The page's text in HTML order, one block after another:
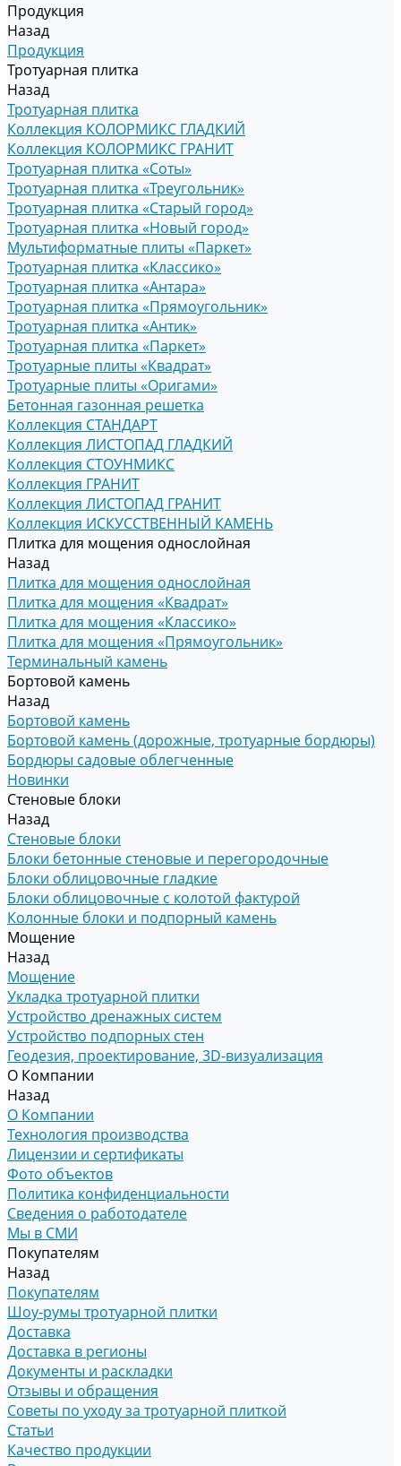
Продукция
Назад
Продукция
Тротуарная плитка
Назад
Тротуарная плитка
Коллекция КОЛОРМИКС ГЛАДКИЙ
Коллекция КОЛОРМИКС ГРАНИТ
Тротуарная плитка «Соты»
Тротуарная плитка «Треугольник»
Тротуарная плитка «Старый город»
Тротуарная плитка «Новый город»
Мультиформатные плиты «Паркет»
Тротуарная плитка «Классико»
Тротуарная плитка «Антара»
Тротуарная плитка «Прямоугольник»
Тротуарная плитка «Антик»
Тротуарная плитка «Паркет»
Тротуарные плиты «Квадрат»
Тротуарные плиты «Оригами»
Бетонная газонная решетка
Коллекция СТАНДАРТ
Коллекция ЛИСТОПАД ГЛАДКИЙ
Коллекция СТОУНМИКС
Коллекция ГРАНИТ
Коллекция ЛИСТОПАД ГРАНИТ
Коллекция ИСКУССТВЕННЫЙ КАМЕНЬ
Плитка для мощения однослойная
Назад
Плитка для мощения однослойная
Плитка для мощения «Квадрат»
Плитка для мощения «Классико»
Плитка для мощения «Прямоугольник»
Терминальный камень
Бортовой камень
Назад
Бортовой камень
Бортовой камень (дорожные, тротуарные бордюры)
Бордюры садовые облегченные
Новинки
Стеновые блоки
Назад
Стеновые блоки
Блоки бетонные стеновые и перегородочные
Блоки облицовочные гладкие
Блоки облицовочные с колотой фактурой
Колонные блоки и подпорный камень
Мощение
Назад
Мощение
Укладка тротуарной плитки
Устройство дренажных систем
Устройство подпорных стен
Геодезия, проектирование, 3D-визуализация
О Компании
Назад
О Компании
Технология производства
Лицензии и сертификаты
Фото объектов
Политика конфиденциальности
Сведения о работодателе
Мы в СМИ
Покупателям
Назад
Покупателям
Шоу-румы тротуарной плитки
Доставка
Доставка в регионы
Документы и раскладки
Отзывы и обращения
Советы по уходу за тротуарной плиткой
Статьи
Качество продукции